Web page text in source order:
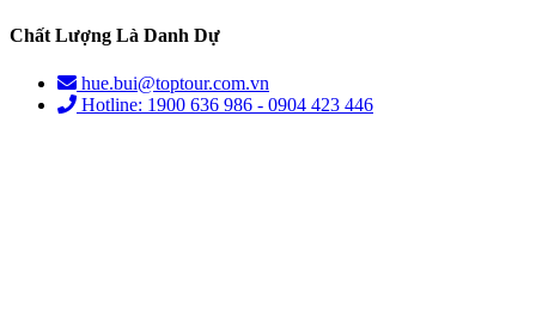
Chất Lượng Là Danh Dự
hue.bui@toptour.com.vn
Hotline: 1900 636 986 - 0904 423 446